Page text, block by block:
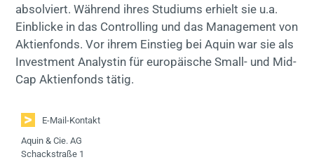
absolviert. Während ihres Studiums erhielt sie u.a.
Einblicke in das Controlling und das Management von
Aktienfonds. Vor ihrem Einstieg bei Aquin war sie als
Investment Analystin für europäische Small- und Mid-
Cap Aktienfonds tätig.
E-Mail-Kontakt
Aquin & Cie. AG
Schackstraße 1